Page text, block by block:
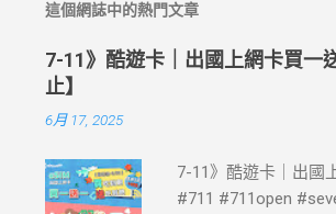
這個網誌中的熱門文章
7-11》酷遊卡｜出國上網卡買一
止】
6月 17, 2025
7-11》酷遊卡｜出國
#711 #711open